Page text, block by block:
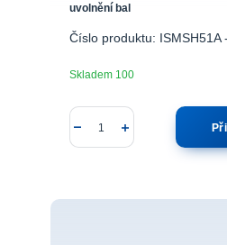
uvolnění bal
Číslo produktu: ISMSH51A
Skladem 100